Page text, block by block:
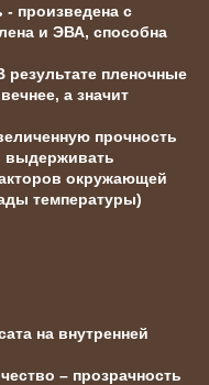
- произведена с
и ЭВА, способна
пленочные
а значит
прочность
выдерживать
окружающей
температуры)
на внутренней
– прозрачность